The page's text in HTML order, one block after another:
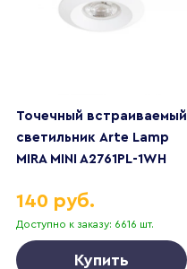
Точечный встраиваемый
светильник Arte Lamp
MIRA MINI A2761PL-1WH
Доступно к заказу: 6616 шт.
140 руб.
Купить